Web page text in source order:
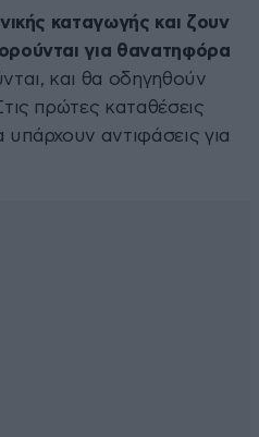
καταγωγής και ζουν
για θανατηφόρα
και θα οδηγηθούν
πρώτες καταθέσεις
αντιφάσεις για